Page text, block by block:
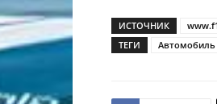
ИСТОЧНИК
ТЕГИ
Автомобиль